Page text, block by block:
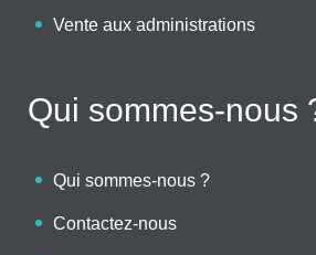
Vente aux administrations
Qui sommes-nous
Qui sommes-nous ?
Contactez-nous